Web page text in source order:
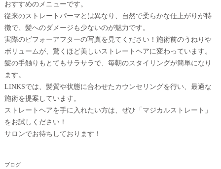
おすすめのメニューです。
従来のストレートパーマとは異なり、自然で柔らかな仕上がりが特
徴で、髪へのダメージも少ないのが魅力です。
実際のビフォーアフターの写真を見てください！施術前のうねりや
ボリュームが、驚くほど美しいストレートヘアに変わっています。
髪の手触りもとてもサラサラで、毎朝のスタイリングが簡単になり
ます。
LINKSでは、髪質や状態に合わせたカウンセリングを行い、最適な
施術を提案しています。
ストレートヘアを手に入れたい方は、ぜひ「マジカルストレート」
をお試しください！
サロンでお待ちしております！
ブログ